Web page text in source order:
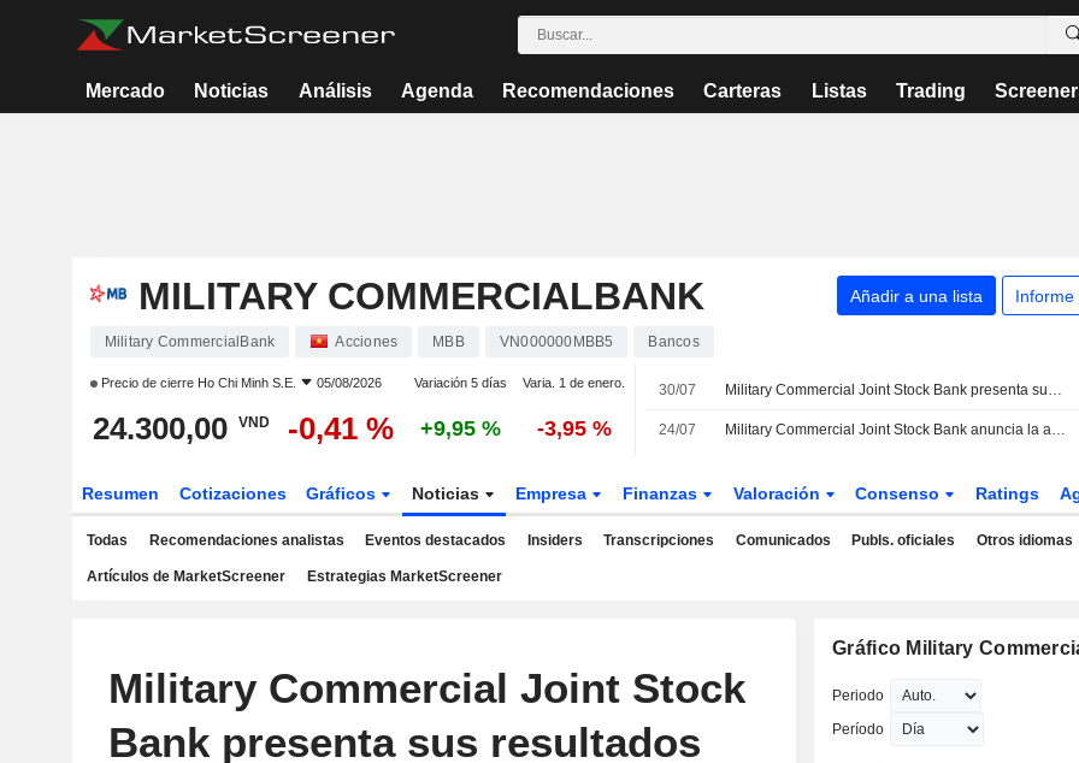
Mercado Noticias Análisis Agenda Recomendaciones Carteras Listas Trading
MILITARY COMMERCIALBANK Añadir a una lista Informe
Military CommercialBank Acciones MBB VN000000MBB5 Bancos
Precio de cierre Ho Chi Minh S.E. 05/08/2026 Variación 5 días Varia. 1 de enero.
24.300,00 VND -0,41 % +9,95 % -3,95 %
30/07 Military Commercial Joint Stock Bank presenta sus resultados del segundo trimestre y del primer semestre de 2026
24/07 Military Commercial Joint Stock Bank anuncia la apertura de su sucursal en Tay Thu Duc
Resumen Cotizaciones Gráficos Noticias Empresa Finanzas Valoración Consenso Ratings
Todas Recomendaciones analistas Eventos destacados Insiders Transcripciones Comunicados Publs. oficiales Otros idiomas
Artículos de MarketScreener Estrategias MarketScreener
Military Commercial Joint Stock
Bank presenta sus resultados
Gráfico Military
Periodo
Período